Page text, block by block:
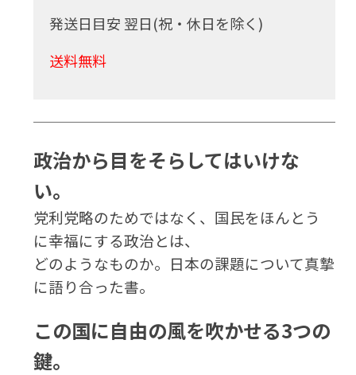
発送日目安 翌日(祝・休日を除く)
送料無料
政治から目をそらしてはいけな
い。
党利党略のためではなく、国民をほんとう
に幸福にする政治とは、
どのようなものか。日本の課題について真摯
に語り合った書。
この国に自由の風を吹かせる3つの
鍵。